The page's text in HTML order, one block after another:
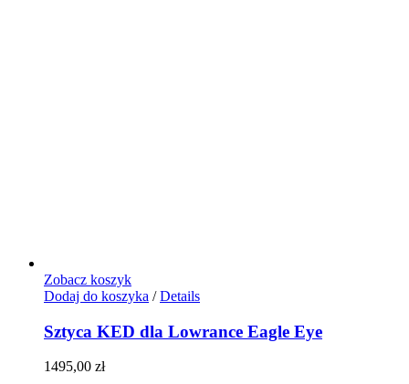
Zobacz koszyk
Dodaj do koszyka / Details
Sztyca KED dla Lowrance Eagle Eye
1495,00 zł